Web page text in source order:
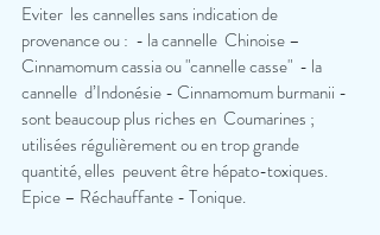
Eviter  les cannelles sans indication de
provenance ou :  - la cannelle  Chinoise –
Cinnamomum cassia ou "cannelle casse"  - la
cannelle  d’Indonésie - Cinnamomum burmanii -
sont beaucoup plus riches en  Coumarines ;
utilisées régulièrement ou en trop grande
quantité, elles  peuvent être hépato-toxiques.
Epice – Réchauffante - Tonique.